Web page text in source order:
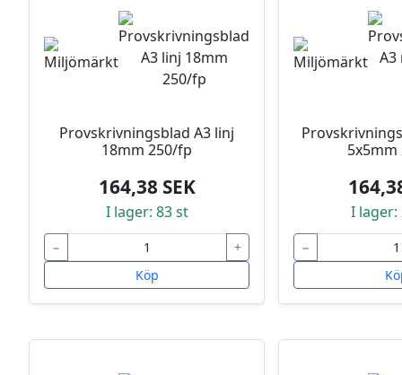
Provskrivningsblad A3 linj
18mm 250/fp
164,38 SEK
I lager: 83 st
−
+
Köp
I lager:
−